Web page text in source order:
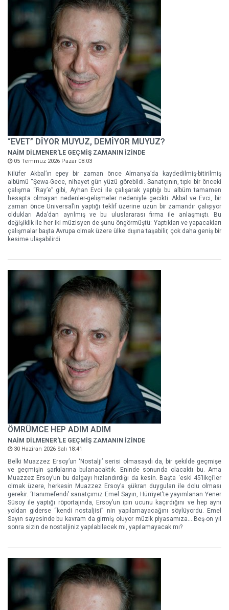
“EVET” DİYOR MUYUZ, DEMİYOR MUYUZ?
NAİM DİLMENER'LE GEÇMİŞ ZAMANIN İZİNDE
05 Temmuz 2026 Pazar 08:03
Nilüfer Akbal’ın epey bir zaman önce Almanya’da kaydedilmiş-bitirilmiş
albümü “Şewa-Gece, nihayet gün yüzü görebildi. Sanatçının, tıpkı bir önceki
çalışma “Ray’e” gibi, Ayhan Evci ile çalışarak yaptığı bu albüm tamamen
hesapta olmayan nedenler-gelişmeler nedeniyle gecikti. Akbal ve Evci, bir
zaman önce Universal’in yaptığı teklif üzerine uzun bir zamandır çalışıyor
oldukları Ada’dan ayrılmış ve bu uluslararası firma ile anlaşmıştı. Bu
değişiklik ile her iki müzisyen de şunu öngörmüştü: Yaptıkları ve yapacakları
çalışmalar başta Avrupa olmak üzere ülke dışına taşabilir, çok daha geniş bir
kesime ulaşabilirdi.
ÖMRÜMCE HEP ADIM ADIM
NAİM DİLMENER'LE GEÇMİŞ ZAMANIN İZİNDE
30 Haziran 2026 Salı 18:41
Belki Muazzez Ersoy’un ‘Nostalji’ serisi olmasaydı da, bir şekilde geçmişe
ve geçmişin şarkılarına bulanacaktık. Eninde sonunda olacaktı bu. Ama
Muazzez Ersoy’un bu dalgayı hızlandırdığı da kesin. Başta ‘eski 45’likçi’ler
olmak üzere, herkesin Muazzez Ersoy’a şükran duyguları ile dolu olması
gerekir. ‘Hanımefendi’ sanatçımız Emel Sayın, Hürriyet’te yayımlanan Yener
Süsoy ile yaptığı röportajında, Ersoy’un ipin ucunu kaçırdığını ve hep aynı
yoldan giderse “kendi nostaljisi” nin yapılamayacağını söylüyordu. Emel
Sayın sayesinde bu kavram da girmiş oluyor müzik piyasamıza... Beş-on yıl
sonra sizin de nostaljiniz yapılabilecek mi, yapılamayacak mı?